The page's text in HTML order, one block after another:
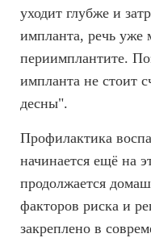
уходит глубже и
импланта, речь уже
периимплантите.
импланта не стоит
десны".
Профилактика
начинается ещё на
продолжается
факторов риска и
закреплено в